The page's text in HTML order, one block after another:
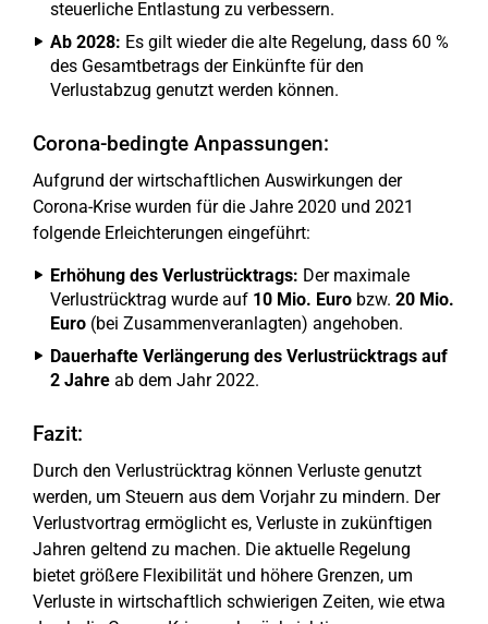
steuerliche Entlastung zu verbessern.
Ab 2028: Es gilt wieder die alte Regelung, dass 60 %
des Gesamtbetrags der Einkünfte für den
Verlustabzug genutzt werden können.
Corona-bedingte Anpassungen:
Aufgrund der wirtschaftlichen Auswirkungen der
Corona-Krise wurden für die Jahre 2020 und 2021
folgende Erleichterungen eingeführt:
Erhöhung des Verlustrücktrags: Der maximale
Verlustrücktrag wurde auf 10 Mio. Euro bzw. 20 Mio.
Euro (bei Zusammenveranlagten) angehoben.
Dauerhafte Verlängerung des Verlustrücktrags auf
2 Jahre ab dem Jahr 2022.
Fazit:
Durch den Verlustrücktrag können Verluste genutzt
werden, um Steuern aus dem Vorjahr zu mindern. Der
Verlustvortrag ermöglicht es, Verluste in zukünftigen
Jahren geltend zu machen. Die aktuelle Regelung
bietet größere Flexibilität und höhere Grenzen, um
Verluste in wirtschaftlich schwierigen Zeiten, wie etwa